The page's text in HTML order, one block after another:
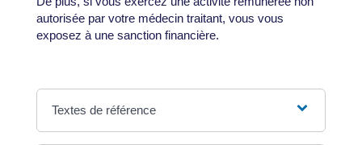
autorisée par votre médecin traitant, vous vous
exposez à une sanction financière.
Textes de référence